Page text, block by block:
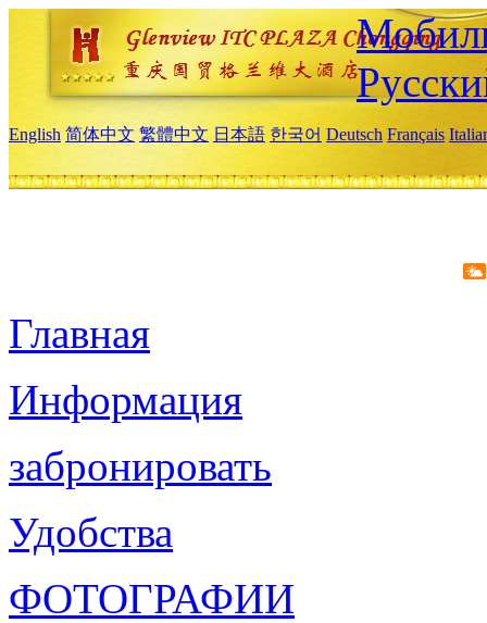
English 简体中文 繁體中文 日本語 한국어 Deutsch Français
Главная
Информация
забронировать
Удобства
ФОТОГРАФИИ